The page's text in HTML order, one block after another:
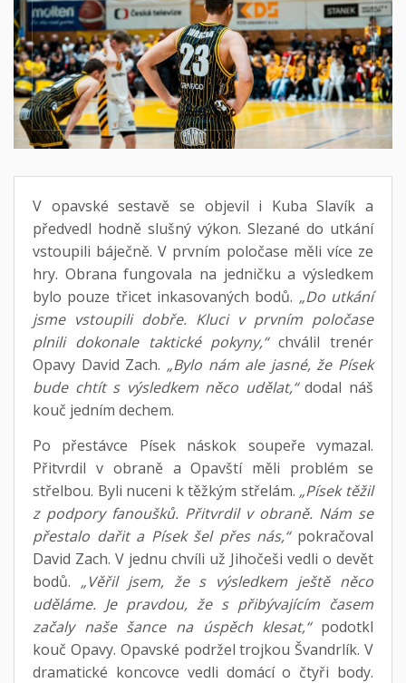
V opavské sestavě se objevil i Kuba Slavík a
předvedl hodně slušný výkon. Slezané do utkání
vstoupili báječně. V prvním poločase měli více ze
hry. Obrana fungovala na jedničku a výsledkem
bylo pouze třicet inkasovaných bodů. „Do utkání
jsme vstoupili dobře. Kluci v prvním poločase
plnili dokonale taktické pokyny,“chválil trenér
Opavy David Zach. „Bylo nám ale jasné, že Písek
bude chtít s výsledkem něco udělat,“dodal náš
kouč jedním dechem.
Po přestávce Písek náskok soupeře vymazal.
Přitvrdil v obraně a Opavští měli problém se
střelbou. Byli nuceni k těžkým střelám. „Písek těžil
z podpory fanoušků. Přitvrdil v obraně. Nám se
přestalo dařit a Písek šel přes nás,“pokračoval
David Zach. V jednu chvíli už Jihočeši vedli o devět
bodů. „Věřil jsem, že s výsledkem ještě něco
uděláme. Je pravdou, že s přibývajícím časem
začaly naše šance na úspěch klesat,“podotkl
kouč Opavy. Opavské podržel trojkou Švandrlík. V
dramatické koncovce vedli domácí o čtyři body.